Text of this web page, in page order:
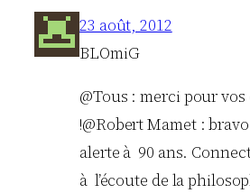
23 août, 2012
BLOmiG
@Tous : merci pour
!@Robert Mamet : bravo
alerte à 90 ans.
à l’écoute de la